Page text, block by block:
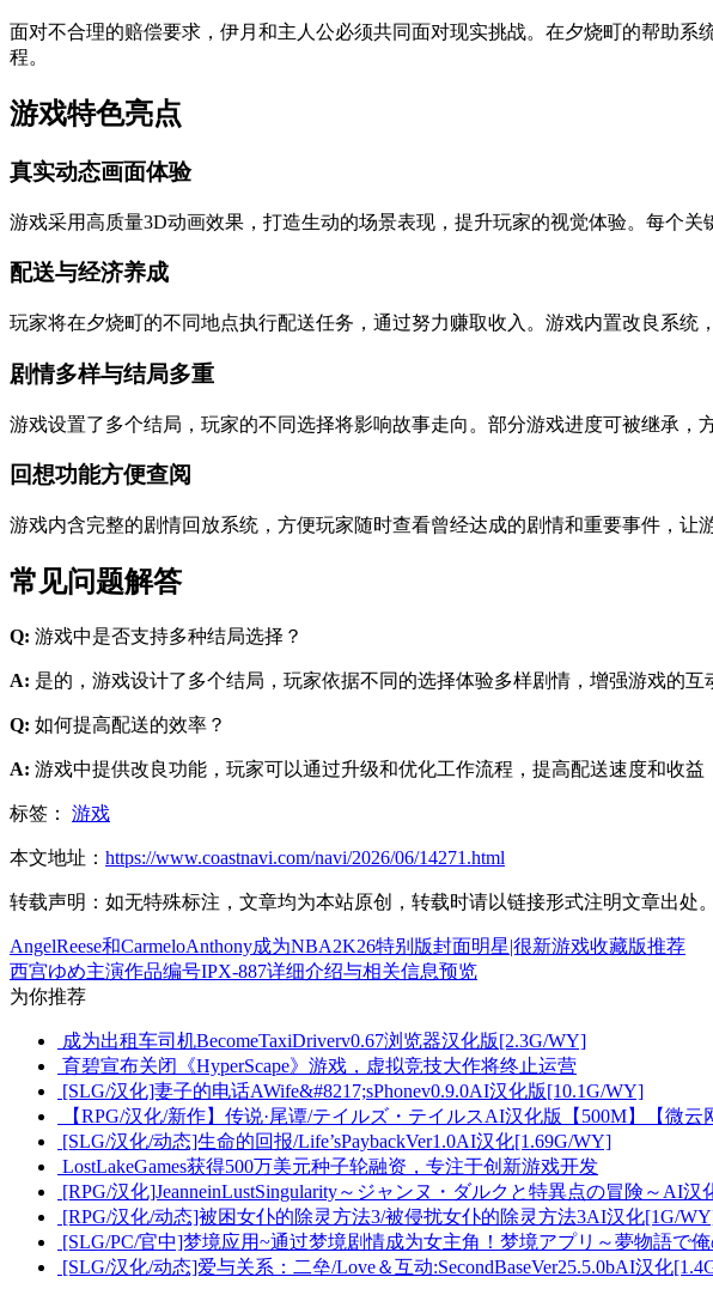
面对不合理的赔偿要求，伊月和主人公必须共同面对现实挑战。在夕烧町的帮助
程。
游戏特色亮点
真实动态画面体验
游戏采用高质量3D动画效果，打造生动的场景表现，提升玩家的视觉体验。每个关
配送与经济养成
玩家将在夕烧町的不同地点执行配送任务，通过努力赚取收入。游戏内置改良系统
剧情多样与结局多重
游戏设置了多个结局，玩家的不同选择将影响故事走向。部分游戏进度可被继承，
回想功能方便查阅
游戏内含完整的剧情回放系统，方便玩家随时查看曾经达成的剧情和重要事件，让
常见问题解答
Q: 游戏中是否支持多种结局选择？
A: 是的，游戏设计了多个结局，玩家依据不同的选择体验多样剧情，增强游戏的互
Q: 如何提高配送的效率？
A: 游戏中提供改良功能，玩家可以通过升级和优化工作流程，提高配送速度和收益
标签： 游戏
本文地址： https://www.coastnavi.com/navi/2026/06/14271.html
转载声明： 如无特殊标注，文章均为本站原创，转载时请以链接形式注明文章出处。
AngelReese和CarmeloAnthony成为NBA2K26特别版封面明星|很新游戏收藏版推荐
西宫ゆめ主演作品编号IPX-887详细介绍与相关信息预览
为你推荐
成为出租车司机BecomeTaxiDriverv0.67浏览器汉化版[2.3G/WY]
育碧宣布关闭《HyperScape》游戏，虚拟竞技大作将终止运营
[SLG/汉化]妻子的电话AWife&#8217;sPhonev0.9.0AI汉化版[10.1G/WY]
【RPG/汉化/新作】传说·尾谭/テイルズ・テイルスAI汉化版【500M】【微云
[SLG/汉化/动态]生命的回报/Life’sPaybackVer1.0AI汉化[1.69G/WY]
LostLakeGames获得500万美元种子轮融资，专注于创新游戏开发
[RPG/汉化]JeanneinLustSingularity～ジャンヌ・ダルクと特異点の冒険～AI汉
[RPG/汉化/动态]被困女仆的除灵方法3/被侵扰女仆的除灵方法3AI汉化[1G/
[SLG/PC/官中]梦境应用~通过梦境剧情成为女主角！梦境アプリ～夢物語で
[SLG/汉化/动态]爱与关系：二垒/Love＆互动:SecondBaseVer25.5.0bAI汉化